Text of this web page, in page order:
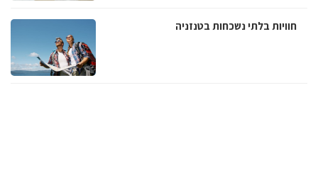
חוויות בלתי נשכחות בטנזניה